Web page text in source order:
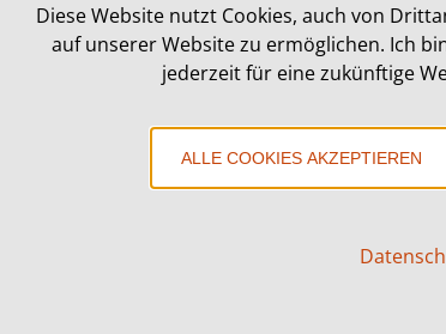
21. Oktober 2025
Diese Website nutzt Cookies, auch von
auf unserer Website zu ermöglichen. Ich
jederzeit für eine zukünftige
ALLE COOKIES AKZEPTIEREN